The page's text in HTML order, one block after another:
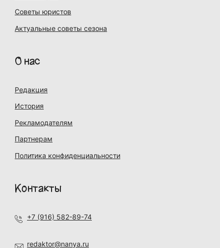
Советы юристов
Актуальные советы сезона
О нас
Редакция
История
Рекламодателям
Партнерам
Политика конфиденциальности
Контакты
+7 (916) 582-89-74
redaktor@nanya.ru